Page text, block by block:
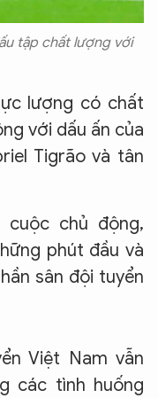
tập chất lượng với
lượng có chất
với dấu ấn của
Tigrão và tân
chủ động,
phút đầu và
sân đội tuyển
Việt Nam vẫn
các tình huống